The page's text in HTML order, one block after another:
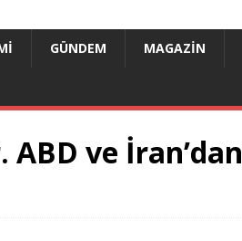
GÜNDEM MAGAZIN
ABD ve İran’dan